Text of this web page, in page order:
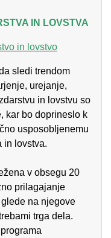
IN LOVSTVA
in lovstvo
sledi trendom
urejanje,
in lovstvu so
kar bo doprineslo k
usposobljenemu
in lovstva.
v obsegu 20
prilagajanje
na njegove
trga dela.